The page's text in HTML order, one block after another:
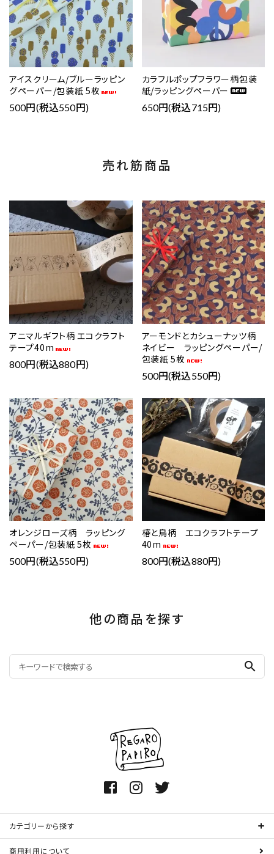
アイスクリーム/ブルーラッピン
グペーパー/包装紙 5枚
500円(税込550円)
カラフルポップフラワー柄包装
紙/ラッピングペーパー
650円(税込715円)
売れ筋商品
アニマルギフト柄 エコクラフト
テープ40m
800円(税込880円)
favorite
アーモンドとカシューナッツ柄
ネイビー ラッピングペーパー/
包装紙 5枚
500円(税込550円)
favorite
オレンジローズ柄 ラッピング
ペーパー/包装紙 5枚
500円(税込550円)
favorite
椿と鳥柄 エコクラフトテープ
40m
800円(税込880円)
favorite
他の商品を探す
search
カテゴリーから探す
商用利用について